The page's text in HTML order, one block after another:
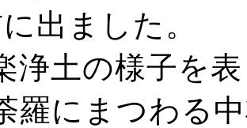
出ました。
浄土の様子を
羅にまつわる